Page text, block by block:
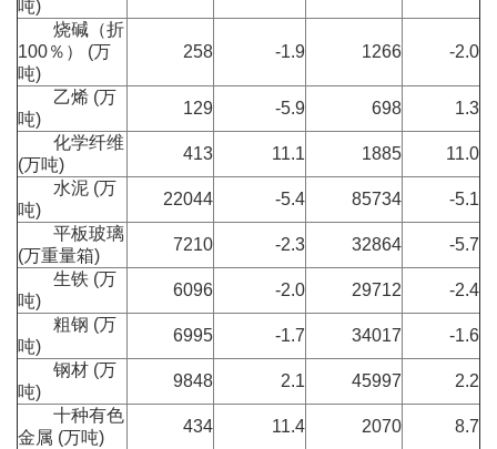
吨)
烧碱（折
100％） (万
吨)
258 -1.9 1266 -2.0
乙烯 (万
吨)
129 -5.9 698
1.3
化学纤维
(万吨)
413 11.1 1885
11.0
水泥 (万
吨)
22044 -5.4 85734
-5.1
平板玻璃
(万重量箱)
7210 -2.3 32864
-5.7
生铁 (万
吨)
6096 -2.0 29712
-2.4
粗钢 (万
吨)
6995 -1.7 34017
-1.6
钢材 (万
吨)
9848 2.1 45997
2.2
十种有色
金属 (万吨)
434 11.4 2070
8.7